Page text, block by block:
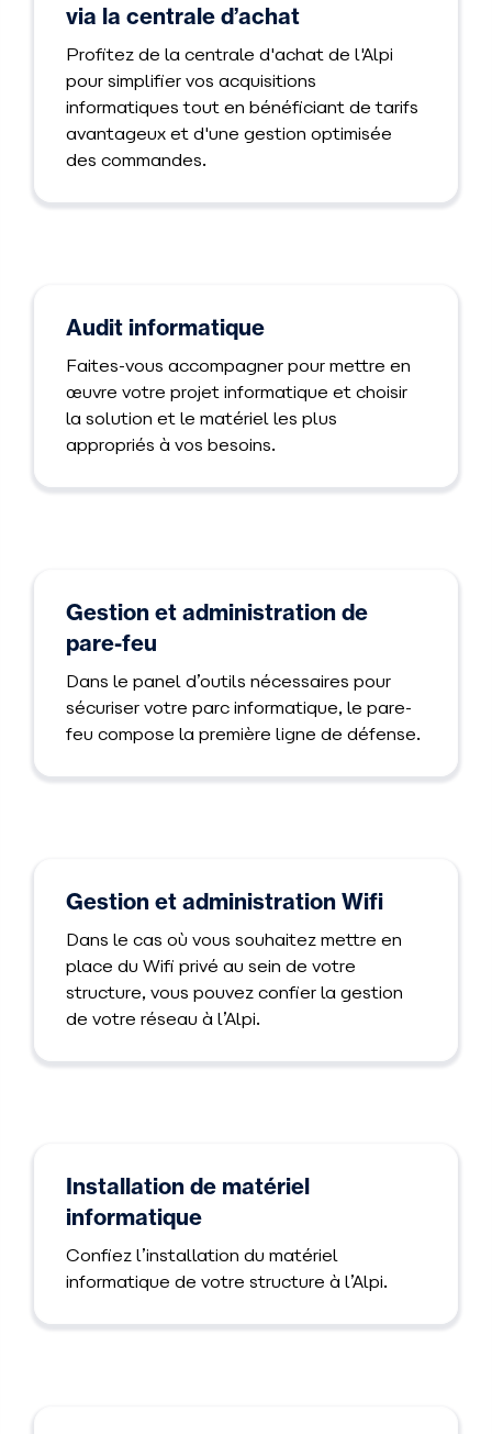
via la centrale d’achat
Profitez de la centrale d'achat de l'Alpi
pour simplifier vos acquisitions
informatiques tout en bénéficiant de tarifs
avantageux et d'une gestion optimisée
des commandes.
Audit informatique
Faites-vous accompagner pour mettre en
œuvre votre projet informatique et choisir
la solution et le matériel les plus
appropriés à vos besoins.
Gestion et administration de
pare-feu
Dans le panel d’outils nécessaires pour
sécuriser votre parc informatique, le pare-
feu compose la première ligne de défense.
Gestion et administration Wifi
Dans le cas où vous souhaitez mettre en
place du Wifi privé au sein de votre
structure, vous pouvez confier la gestion
de votre réseau à l’Alpi.
Installation de matériel
informatique
Confiez l’installation du matériel
informatique de votre structure à l’Alpi.